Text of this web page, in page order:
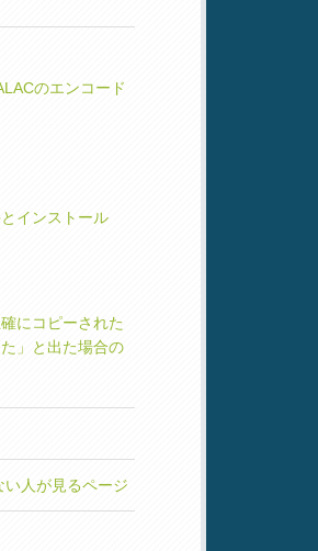
のエンコード
インストール
にコピーされた
」と出た場合の
い人が見るページ